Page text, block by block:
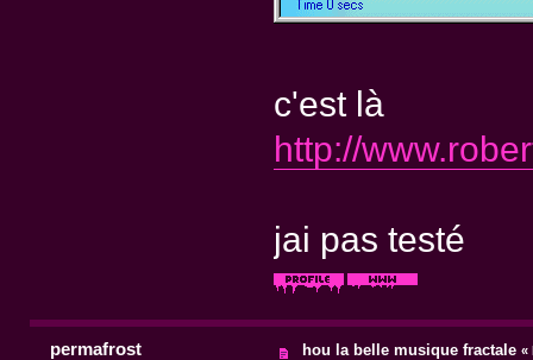
c'est là
http://
jai pas testé
permafrost hou la belle musique fractale «